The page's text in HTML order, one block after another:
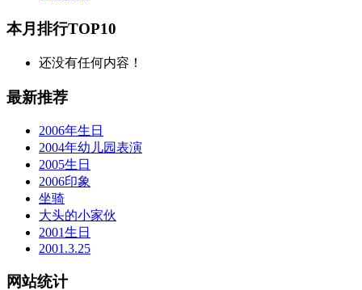
本月排行TOP10
还没有任何内容！
最新推荐
2006年生日
2004年幼儿园表演
2005生日
2006印象
坐骑
大头的小家伙
2001生日
2001.3.25
网站统计